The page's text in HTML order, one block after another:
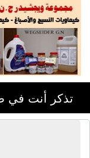
تذكر أنت في